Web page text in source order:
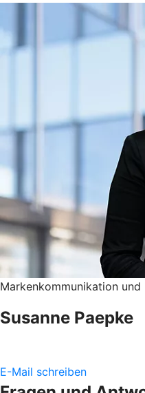
Markenkommunikation
Susanne Paepke
E-Mail schreiben